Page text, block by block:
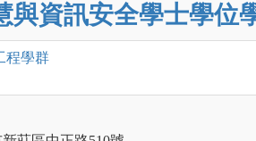
與資訊安全學士學位
程學群